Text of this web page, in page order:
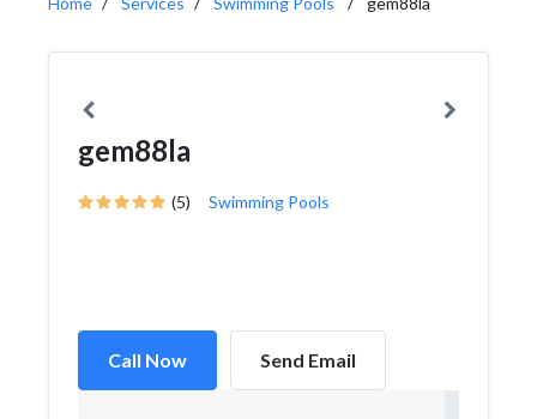
gem88la
(5) Swimming Pools
Call Now Send Email